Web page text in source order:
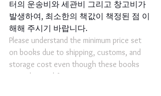
터의 운송비와 세관비 그리고 창고비가
발생하여, 최소한의 책값이 책정된 점 이
해해 주시기 바랍니다.
Please understand the minimum price set
on books due to shipping, customs, and
storage cost even though these books
were donated from Korea.